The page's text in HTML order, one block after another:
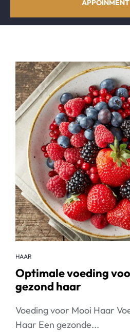
HAAR
Optimale voeding
gezond haar
Voeding voor Mooi Haar
Haar Een gezonde...